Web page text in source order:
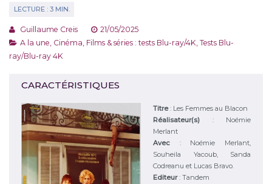
Guillaume Creis
21/05/2025
A la une Cinéma Films & séries : tests Blu-ray/4K Tests Blu-
ray/Blu-ray 4K
CARACTÉRISTIQUES
Titre: Les Femmes au Blacon
Réalisateur(s) : Noémie
Merlant
Avec : Noémie Merlant,
Souheila Yacoub, Sanda
Codreanu et Lucas Bravo.
Editeur:Tandem